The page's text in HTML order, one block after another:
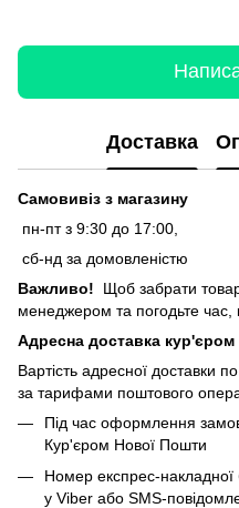
Доставка
Самовивіз з магазину
пн-пт з 9:30 до 17:00,
сб-нд за домовленістю
Важливо!
Щоб забрати
менеджером та погодьте час,
Адресна доставка
Вартість адресної доставки
за тарифами поштового
Під час оформлення
Кур'єром Нової Пошти
Номер експрес-
у Viber або SMS-